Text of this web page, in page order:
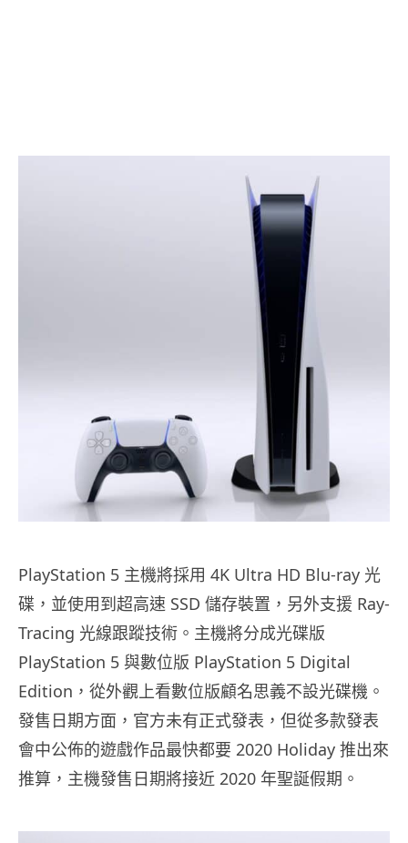
PlayStation 5 主機將採用 4K Ultra HD Blu-ray 光
碟，並使用到超高速 SSD 儲存裝置，另外支援 Ray-
Tracing 光線跟蹤技術。主機將分成光碟版
PlayStation 5 與數位版 PlayStation 5 Digital
Edition，從外觀上看數位版顧名思義不設光碟機。
發售日期方面，官方未有正式發表，但從多款發表
會中公佈的遊戲作品最快都要 2020 Holiday 推出來
推算，主機發售日期將接近 2020 年聖誕假期。